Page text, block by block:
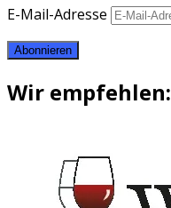
E-Mail-Adresse
Abonnieren
Wir empfehlen: